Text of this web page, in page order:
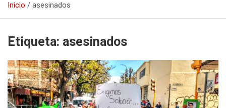
Inicio asesinados
Etiqueta: asesinados